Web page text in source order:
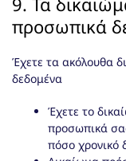
προσωπικά
Έχετε τα ακόλουθα
δεδομένα
Έχετε το
προσωπικά
πόσο χρονικό